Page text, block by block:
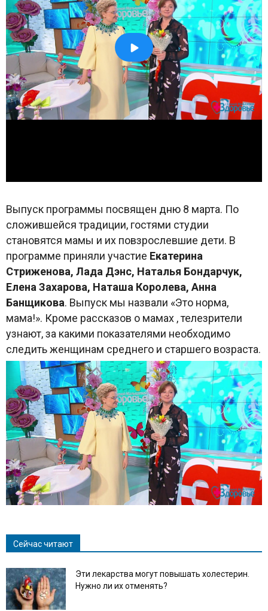
Выпуск программы посвящен дню 8 марта. По
сложившейся традиции, гостями студии
становятся мамы и их повзрослевшие дети. В
программе приняли участие Екатерина
Стриженова, Лада Дэнс, Наталья Бондарчук,
Елена Захарова, Наташа Королева, Анна
Банщикова. Выпуск мы назвали «Это норма,
мама!». Кроме рассказов о мамах , телезрители
узнают, за какими показателями необходимо
следить женщинам среднего и старшего возраста.
Сейчас читают
Эти лекарства могут повышать холестерин.
Нужно ли их отменять?